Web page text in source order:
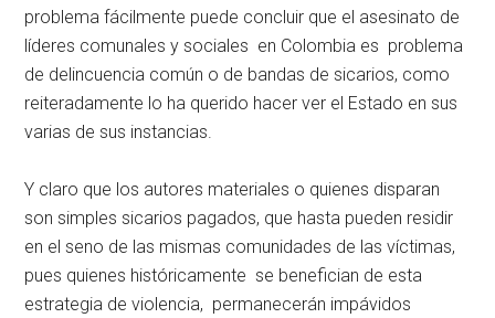
problema fácilmente puede concluir que el asesinato de
líderes comunales y sociales en Colombia es problema
de delincuencia común o de bandas de sicarios, como
reiteradamente lo ha querido hacer ver el Estado en sus
varias de sus instancias.
Y claro que los autores materiales o quienes disparan
son simples sicarios pagados, que hasta pueden residir
en el seno de las mismas comunidades de las víctimas,
pues quienes históricamente se benefician de esta
estrategia de violencia, permanecerán impávidos